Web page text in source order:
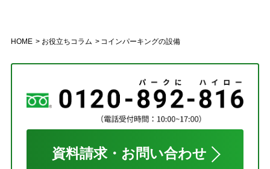
HOME お役立ちコラム コインパーキングの設備
資料請求・お問い合わせ